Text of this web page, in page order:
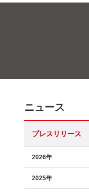
ニュース
プレスリリース
2026年
2025年